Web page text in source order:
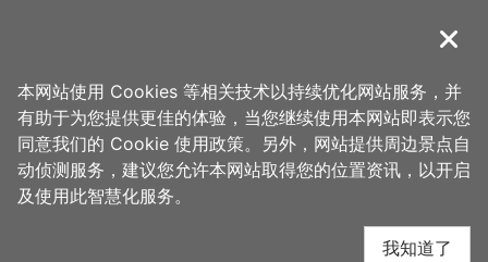
導覽
首页 > 想去的地方 > 住宿 > 爱多顶级会馆
爱多顶级会馆 周边店家
关闭
本网站使用 Cookies 等相关技术以持续优化网站服务，并
有助于为您提供更佳的体验，当您继续使用本网站即表示您
同意我们的 Cookie 使用政策。另外，网站提供周边景点自
动侦测服务，建议您允许本网站取得您的位置资讯，以开启
及使用此智慧化服务。
我知道了